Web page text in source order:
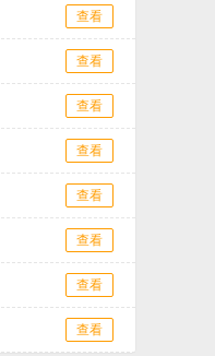
查看
查看
查看
查看
查看
查看
查看
查看